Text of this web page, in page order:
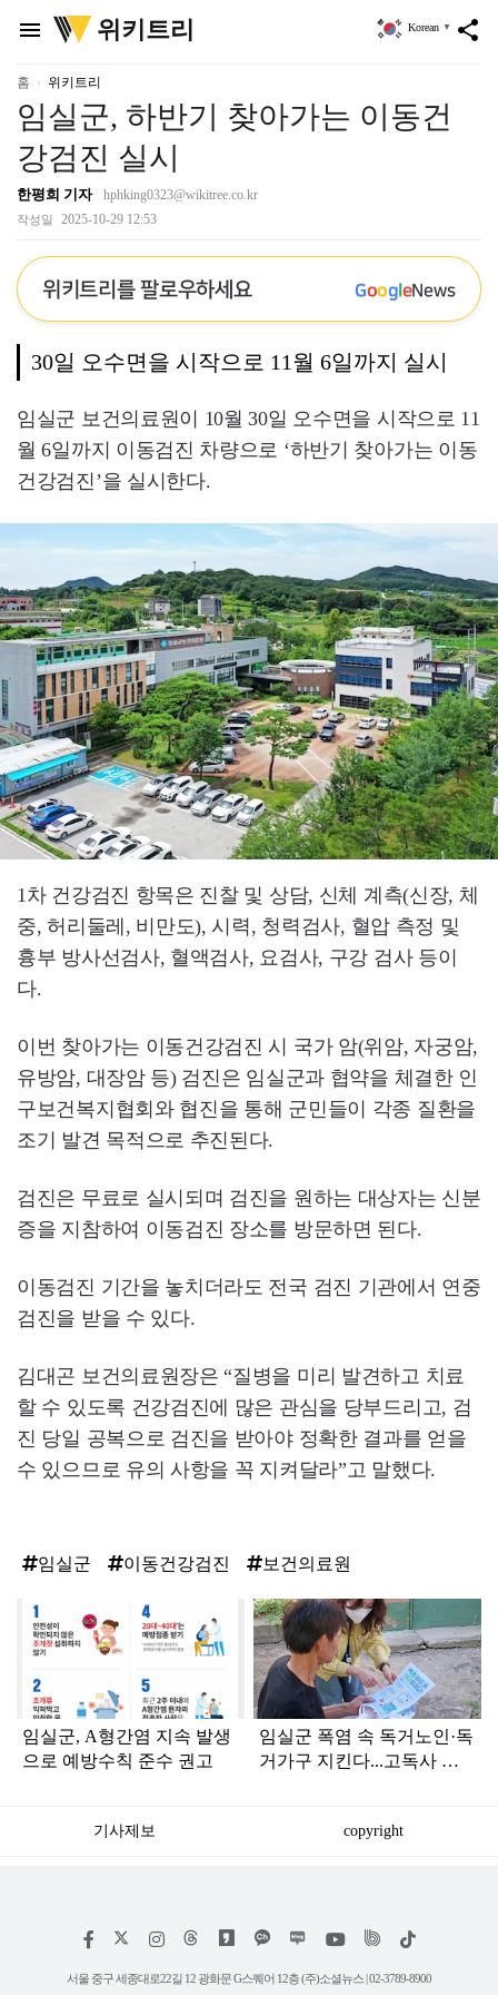
menu
위
키
리
위키트리 share
Korean ▼
홈 위키트리
임실군, 하반기 찾아가는 이동건
강검진 실시
한평희 기자 hphking0323@wikitree.co.kr
작성일 2025-10-29 12:53
위키트리를 팔로우하세요 GoogleNews
30일 오수면을 시작으로 11월 6일까지 실시
임실군 보건의료원이 10월 30일 오수면을 시작으로 11
월 6일까지 이동검진 차량으로 ‘하반기 찾아가는 이동
건강검진’을 실시한다.
1차 건강검진 항목은 진찰 및 상담, 신체 계측(신장, 체
중, 허리둘레, 비만도), 시력, 청력검사, 혈압 측정 및
흉부 방사선검사, 혈액검사, 요검사, 구강 검사 등이
다.
이번 찾아가는 이동건강검진 시 국가 암(위암, 자궁암,
유방암, 대장암 등) 검진은 임실군과 협약을 체결한 인
구보건복지협회와 협진을 통해 군민들이 각종 질환을
조기 발견 목적으로 추진된다.
검진은 무료로 실시되며 검진을 원하는 대상자는 신분
증을 지참하여 이동검진 장소를 방문하면 된다.
이동검진 기간을 놓치더라도 전국 검진 기관에서 연중
검진을 받을 수 있다.
김대곤 보건의료원장은 “질병을 미리 발견하고 치료
할 수 있도록 건강검진에 많은 관심을 당부드리고, 검
진 당일 공복으로 검진을 받아야 정확한 결과를 얻을
수 있으므로 유의 사항을 꼭 지켜달라”고 말했다.
임실군 이동건강검진 보건의료원
탑
라
인
임실군, A형간염 지속 발생
으로 예방수칙 준수 권고
임실군 폭염 속 독거노인·독
거가구 지킨다...고독사 예
기사제보 copyright
페
스
인
타
위
트
틱
서울 중구 세종대로22길 12 광화문 G스퀘어 12층 (주)소셜뉴스 | 02-3789-8900